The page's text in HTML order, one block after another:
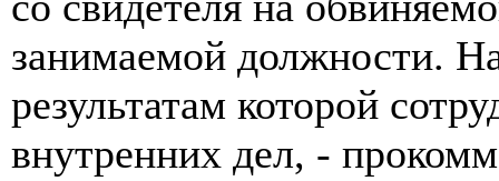
занимаемой должности.
результатам которой
внутренних дел, -